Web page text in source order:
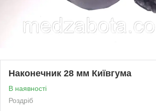
Наконечник 28 мм Київгума
В наявності
Роздріб